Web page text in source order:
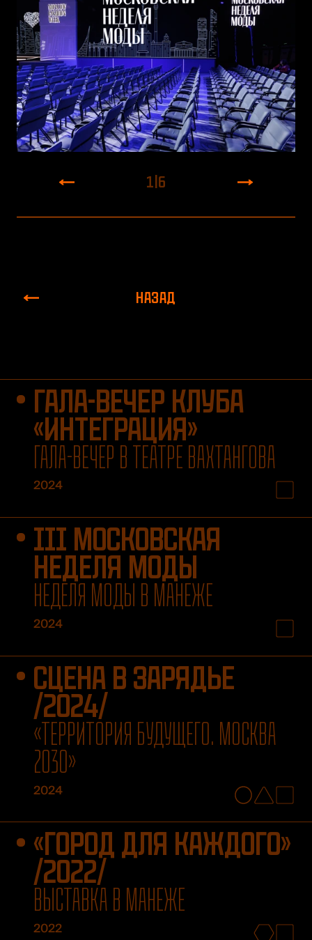
1 6
НАЗАД
ГАЛА-ВЕЧЕР КЛУБА
«ИНТЕГРАЦИЯ»
ГАЛА-ВЕЧЕР В ТЕАТРЕ ВАХТАНГОВА
2024
III МОСКОВСКАЯ
НЕДЕЛЯ МОДЫ
НЕДЕЛЯ МОДЫ В МАНЕЖЕ
2024
СЦЕНА В ЗАРЯДЬЕ
/2024/
«ТЕРРИТОРИЯ БУДУЩЕГО. МОСКВА
2030»
2024
«ГОРОД ДЛЯ КАЖДОГО»
/2022/
ВЫСТАВКА В МАНЕЖЕ
2022